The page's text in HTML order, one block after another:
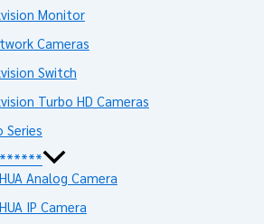
Monitor
Cameras
Switch
Turbo HD Cameras
Series
******
Analog Camera
IP Camera